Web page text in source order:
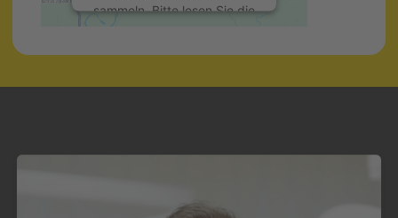
sammeln. Bitte lesen Sie die
Details durch und stimmen
anzuzeigen.
Usercentrics